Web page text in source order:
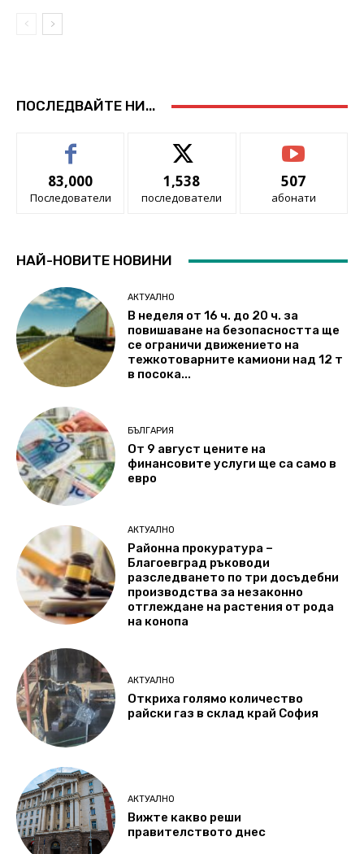
ПОСЛЕДВАЙТЕ НИ...
83,000
Последователи
1,538
последователи
507
абонати
НАЙ-НОВИТЕ НОВИНИ
АКТУАЛНО
В неделя от 16 ч. до 20 ч. за
повишаване на безопасността ще
се ограничи движението на
тежкотоварните камиони над 12 т
в посока...
БЪЛГАРИЯ
От 9 август цените на
финансовите услуги ще са само в
евро
АКТУАЛНО
Районна прокуратура –
Благоевград ръководи
разследването по три досъдебни
производства за незаконно
отглеждане на растения от рода
на конопа
АКТУАЛНО
Откриха голямо количество
райски газ в склад край София
АКТУАЛНО
Вижте какво реши
правителството днес